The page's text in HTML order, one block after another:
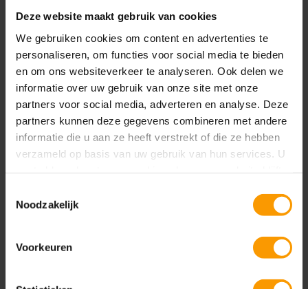
Deze website maakt gebruik van cookies
We gebruiken cookies om content en advertenties te
personaliseren, om functies voor social media te bieden
en om ons websiteverkeer te analyseren. Ook delen we
informatie over uw gebruik van onze site met onze
partners voor social media, adverteren en analyse. Deze
partners kunnen deze gegevens combineren met andere
informatie die u aan ze heeft verstrekt of die ze hebben
verzameld op basis van uw gebruik van hun services. U
Noodzakelijk
Voorkeuren
Education365 ondersteunt
relatiebeheerprocessen voor
onderwijsinstellingen